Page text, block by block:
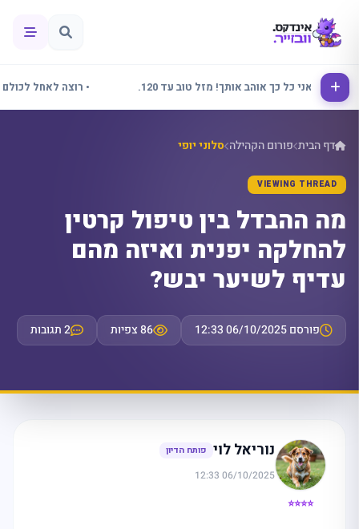
אני כל כך אוהב אותך! מזל טוב עד 120. • רוצה לאחל לכולם
דף הבית פורום הקהילה סלוני יופי
VIEWING THREAD
מה ההבדל בין טיפול קרטין
להחלקה יפנית ואיזה מהם
עדיף לשיער יבש?
פורסם 06/10/2025 12:33 86 צפיות 2 תגובות
⭐⭐⭐⭐
נוריאל לוי פותח הדיון
06/10/2025 12:33